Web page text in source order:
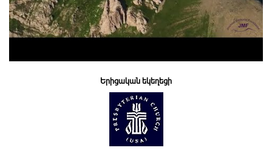
Երիցական եկեղեցի